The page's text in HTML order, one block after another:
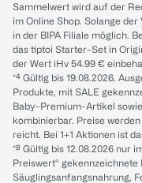
Sammelwert wird auf der
im Online Shop. Solange
in der BIPA Filiale möglich.
das tiptoi Starter-Set in
der Wert iHv 54.99 €
*⁴ Gültig bis 19.08.2026.
Produkte, mit SALE
Baby-Premium-Artikel
kombinierbar. Preise
reicht. Bei 1+1 Aktionen ist
*⁸ Gültig bis 12.08.2026 nur
Preiswert“
Säuglingsanfangsnahrung,